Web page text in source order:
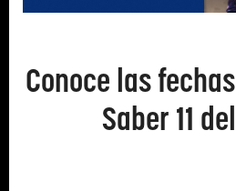
Conoce las
Saber 11